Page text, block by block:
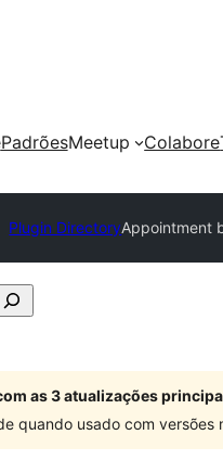
PadrõesMeetup Colabore
Plugin DirectoryAppointment
as 3 atualizações
quando usado com versões